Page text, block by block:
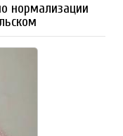
нормализации